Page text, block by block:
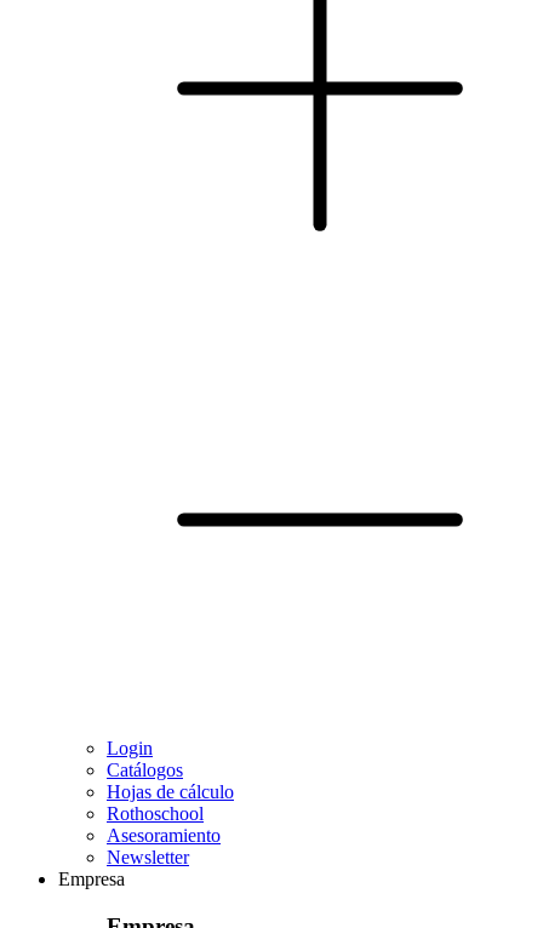
Login
Catálogos
Hojas de cálculo
Rothoschool
Asesoramiento
Newsletter
Empresa